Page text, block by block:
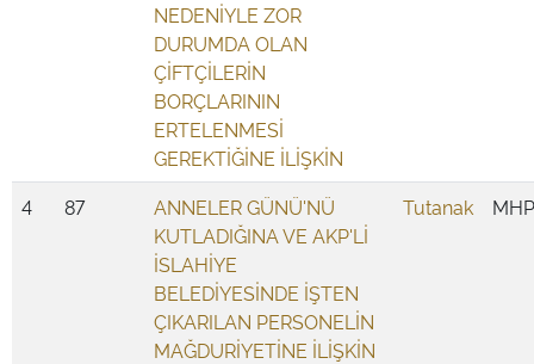
NEDENİYLE ZOR
DURUMDA OLAN
ÇİFTÇİLERİN
BORÇLARININ
ERTELENMESİ
GEREKTİĞİNE İLİŞKİN
4 87
ANNELER GÜNÜ'NÜ
KUTLADIĞINA VE AKP'Lİ
İSLAHİYE
BELEDİYESİNDE İŞTEN
ÇIKARILAN PERSONELİN
MAĞDURİYETİNE İLİŞKİN
Tutanak MHP